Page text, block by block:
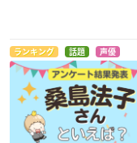
薄桜鬼
ランキング 話題 声優